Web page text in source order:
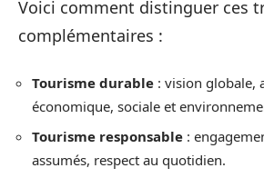
Voici comment distinguer ces
complémentaires :
Tourisme durable : vision globale,
économique, sociale et
Tourisme responsable :
assumés, respect au quotidien.